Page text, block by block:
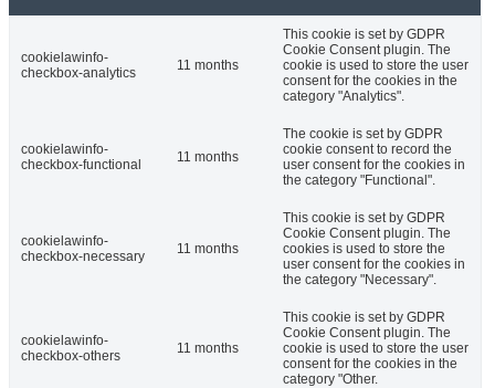
cookielawinfo-
checkbox-analytics
11 months
This cookie is set by GDPR
Cookie Consent plugin. The
cookie is used to store the user
consent for the cookies in the
category "Analytics".
cookielawinfo-
checkbox-functional
11 months
The cookie is set by GDPR
cookie consent to record the
user consent for the cookies in
the category "Functional".
cookielawinfo-
checkbox-necessary
11 months
This cookie is set by GDPR
Cookie Consent plugin. The
cookies is used to store the
user consent for the cookies in
the category "Necessary".
cookielawinfo-
checkbox-others
11 months
This cookie is set by GDPR
Cookie Consent plugin. The
cookie is used to store the user
consent for the cookies in the
category "Other.